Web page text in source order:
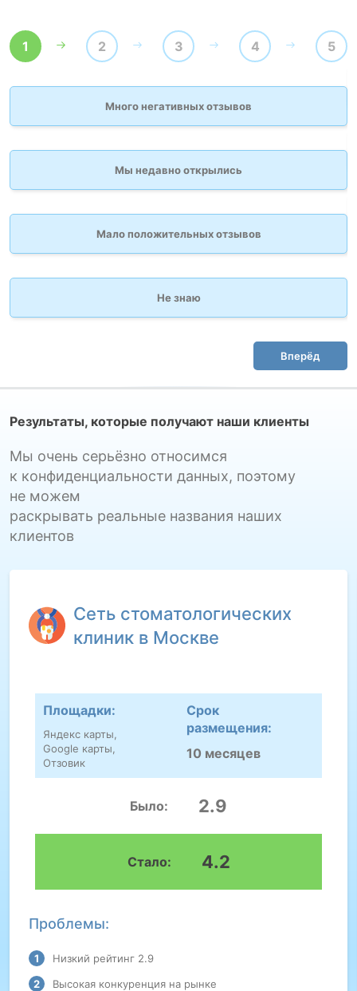
1 2 3 4 5
Много негативных отзывов
Мы недавно открылись
Мало положительных отзывов
Не знаю
Вперёд
Результаты, которые получают наши клиенты
Мы очень серьёзно относимся
к конфиденциальности данных, поэтому
не можем
раскрывать реальные названия наших
клиентов
Сеть стоматологических
клиник в Москве
Проблемы:
Низкий рейтинг 2.9
Высокая конкуренция на рынке
Площадки:
Яндекс карты,
Google карты,
Отзовик
Срок
размещения:
10 месяцев
Было: 2.9
Стало: 4.2